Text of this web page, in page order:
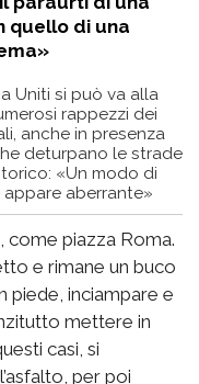
quello di una
Uniti si può va alla
rappezzi dei
anche in presenza
deturpano le strade
«Un modo di
appare aberrante»
come piazza Roma.
e rimane un buco
piede, inciampare e
mettere in
casi, si
per poi